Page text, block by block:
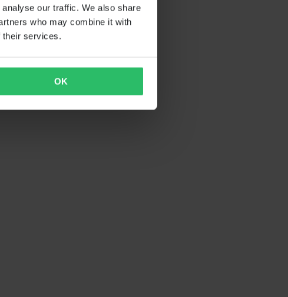
our traffic. We also share
who may combine it with
their services.
OK